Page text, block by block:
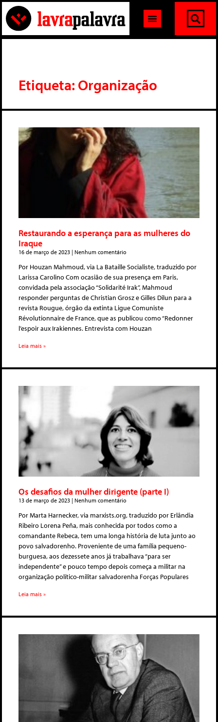
Etiqueta: Organização
Restaurando a esperança para as mulheres do
Iraque
16 de março de 2023 Nenhum comentário
Por Houzan Mahmoud, via La Bataille Socialiste, traduzido por
Larissa Carolino Com ocasião de sua presença em Paris,
convidada pela associação “Solidarité Irak”, Mahmoud
responder perguntas de Christian Grosz e Gilles Dilun para a
revista Rougue, órgão da extinta Ligue Comuniste
Révolutionnaire de France, que as publicou como “Redonner
l’espoir aux Irakiennes. Entrevista com Houzan
Leia mais »
Os desafios da mulher dirigente (parte I)
13 de março de 2023 Nenhum comentário
Por Marta Harnecker, via marxists.org, traduzido por Erlândia
Ribeiro Lorena Peña, mais conhecida por todos como a
comandante Rebeca, tem uma longa história de luta junto ao
povo salvadorenho. Proveniente de uma família pequeno-
burguesa, aos dezessete anos já trabalhava “para ser
independente” e pouco tempo depois começa a militar na
organização político-militar salvadorenha Forças Populares
Leia mais »